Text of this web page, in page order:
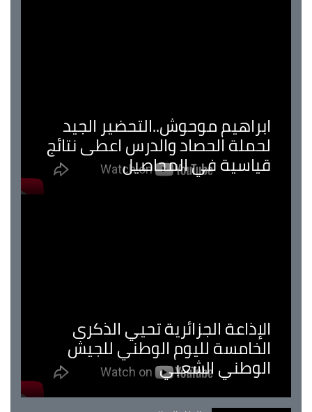
ابراهيم موحوش..التحضير الجيد
لحملة الحصاد والدرس اعطى نتائج
قياسية في المحاصيل
الإذاعة الجزائرية تحيي الذكرى
الخامسة لليوم الوطني للجيش
الوطني الشعبي